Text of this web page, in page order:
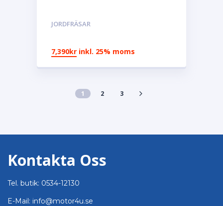
JORDFRÄSAR
7,390kr inkl. 25% moms
1 2 3
Kontakta Oss
Tel. butik: 0534-12130
E-Mail: info@motor4u.se